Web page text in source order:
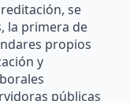
se
la primera de
propios
y
públicas